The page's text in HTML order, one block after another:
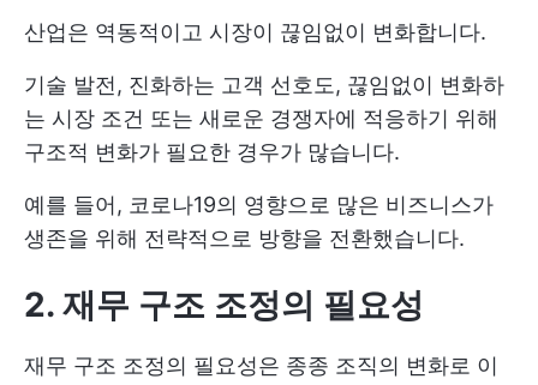
산업은 역동적이고 시장이 끊임없이 변화합니다.
기술 발전, 진화하는 고객 선호도, 끊임없이 변화하
는 시장 조건 또는 새로운 경쟁자에 적응하기 위해
구조적 변화가 필요한 경우가 많습니다.
예를 들어, 코로나19의 영향으로 많은 비즈니스가
생존을 위해 전략적으로 방향을 전환했습니다.
2. 재무 구조 조정의 필요성
재무 구조 조정의 필요성은 종종 조직의 변화로 이